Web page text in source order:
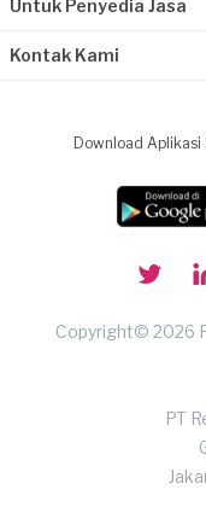
Untuk Penyedia Jasa
Kontak Kami
Download Aplikasi
Copyright© 2026
PT